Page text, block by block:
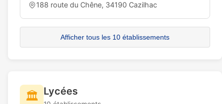
188 route du Chêne, 34190 Cazilhac
Afficher tous les 10 établissements
🏛️ Lycées